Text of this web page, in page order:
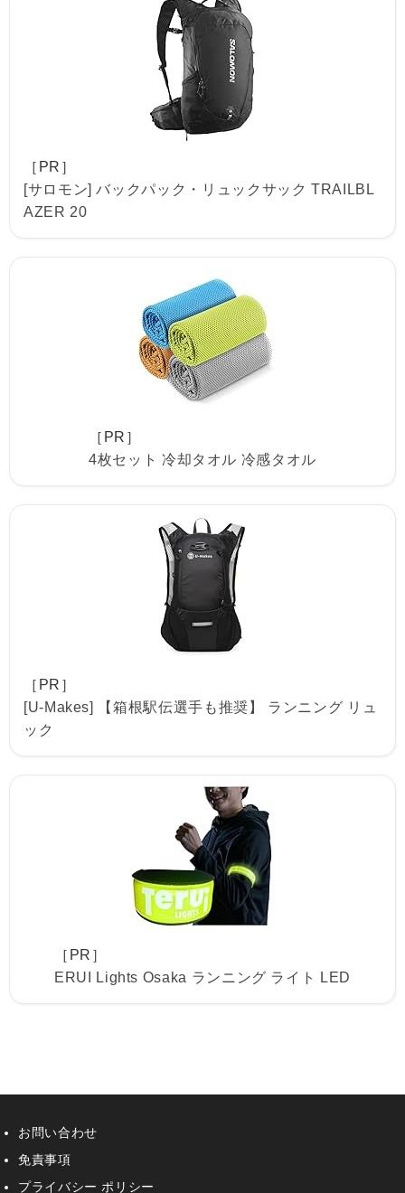
［PR］
[サロモン] バックパック・リュックサック TRAILBL
AZER 20
［PR］
4枚セット 冷却タオル 冷感タオル
［PR］
[U-Makes] 【箱根駅伝選手も推奨】 ランニング リュ
ック
［PR］
ERUI Lights Osaka ランニング ライト LED
お問い合わせ
免責事項
プライバシー ポリシー